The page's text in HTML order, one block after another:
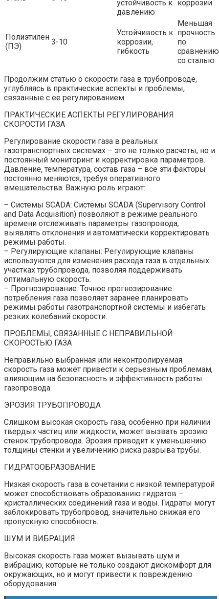
устойчивость к
давлению
коррозии
Полиэтилен
(ПЭ)
3-10
Устойчивость к
коррозии,
гибкость
Меньшая
прочность
по
сравнению
со сталью
Продолжим статью о скорости газа в трубопроводе,
углубляясь в практические аспекты и проблемы,
связанные с ее регулированием.
ПРАКТИЧЕСКИЕ АСПЕКТЫ РЕГУЛИРОВАНИЯ
СКОРОСТИ ГАЗА
Регулирование скорости газа в реальных
газотранспортных системах – это не только расчеты, но и
постоянный мониторинг и корректировка параметров.
Давление, температура, состав газа – все эти факторы
постоянно меняются, требуя оперативного
вмешательства. Важную роль играют:
– Системы SCADA: Системы SCADA (Supervisory Control
and Data Acquisition) позволяют в режиме реального
времени отслеживать параметры газопровода,
выявлять отклонения и автоматически корректировать
режимы работы.
– Регулирующие клапаны: Регулирующие клапаны
используются для изменения расхода газа в отдельных
участках трубопровода, позволяя поддерживать
оптимальную скорость.
– Прогнозирование: Точное прогнозирование
потребления газа позволяет заранее планировать
режимы работы газотранспортной системы и избегать
резких колебаний скорости.
ПРОБЛЕМЫ, СВЯЗАННЫЕ С НЕПРАВИЛЬНОЙ
СКОРОСТЬЮ ГАЗА
Неправильно выбранная или неконтролируемая
скорость газа может привести к серьезным проблемам,
влияющим на безопасность и эффективность работы
газопровода.
ЭРОЗИЯ ТРУБОПРОВОДА
Слишком высокая скорость газа, особенно при наличии
твердых частиц или жидкости, может вызвать эрозию
стенок трубопровода. Эрозия приводит к уменьшению
толщины стенки и увеличению риска разрыва трубы.
ГИДРАТООБРАЗОВАНИЕ
Низкая скорость газа в сочетании с низкой температурой
может способствовать образованию гидратов –
кристаллических соединений газа и воды. Гидраты могут
заблокировать трубопровод, значительно снижая его
пропускную способность.
ШУМ И ВИБРАЦИЯ
Высокая скорость газа может вызывать шум и
вибрацию, которые не только создают дискомфорт для
окружающих, но и могут привести к повреждению
оборудования.